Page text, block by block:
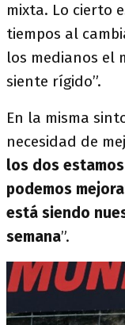
mixta. Lo cierto
tiempos al
los medianos el
siente rígido”.
En la misma
necesidad de
los dos
podemos
está siendo
semana”.